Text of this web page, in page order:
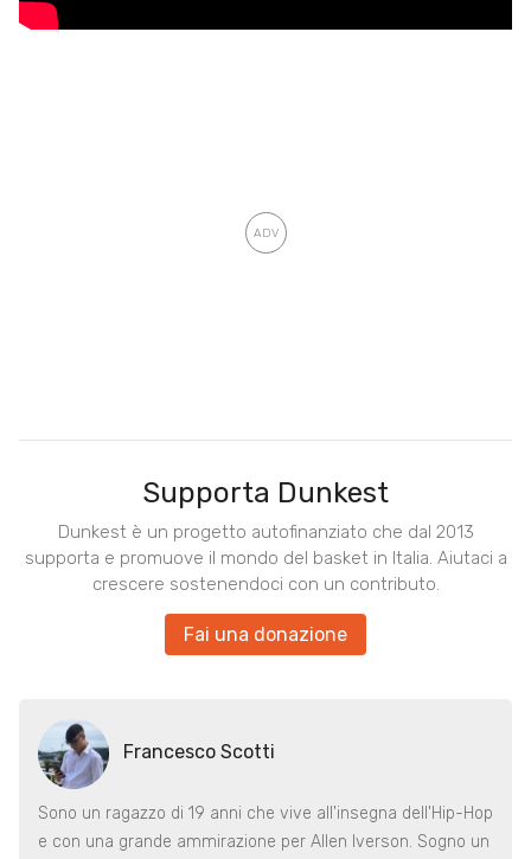
Supporta Dunkest
Dunkest è un progetto autofinanziato che dal 2013
supporta e promuove il mondo del basket in Italia. Aiutaci a
crescere sostenendoci con un contributo.
Fai una donazione
Francesco Scotti
Sono un ragazzo di 19 anni che vive all'insegna dell'Hip-Hop
e con una grande ammirazione per Allen Iverson. Sogno un